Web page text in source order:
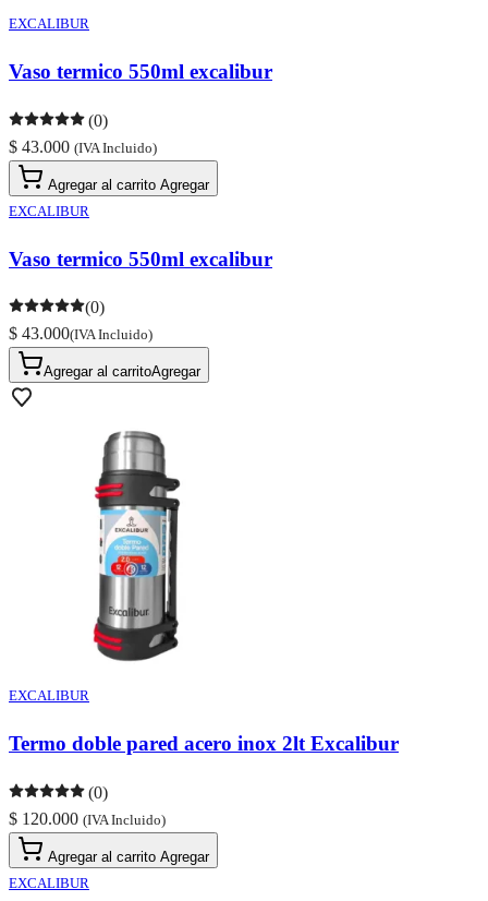
EXCALIBUR
Vaso termico 550ml excalibur
(0)
$ 43.000 (IVA Incluido)
Agregar al carrito Agregar
EXCALIBUR
Vaso termico 550ml excalibur
(0)
$ 43.000(IVA Incluido)
Agregar al carritoAgregar
EXCALIBUR
Termo doble pared acero inox 2lt Excalibur
(0)
$ 120.000 (IVA Incluido)
Agregar al carrito Agregar
EXCALIBUR